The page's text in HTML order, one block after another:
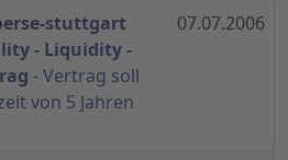
stuttgart
- Liquidity -
- Vertrag soll
von 5 Jahren
07.07.2006